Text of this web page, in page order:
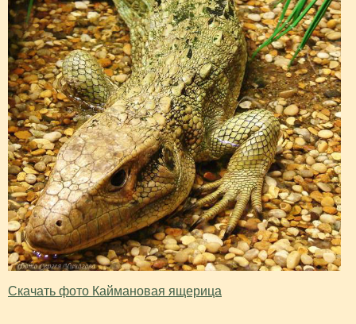
Скачать фото Каймановая ящерица